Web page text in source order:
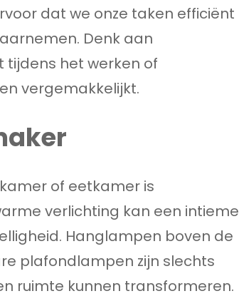
dat we onze taken efficiënt
Denk aan
tijdens het werken of
vergemakkelijkt.
of eetkamer is
verlichting kan een intieme
Hanglampen boven de
plafondlampen zijn slechts
ruimte kunnen transformeren.